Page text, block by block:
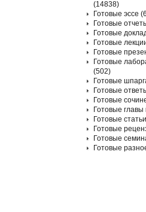
(14838)
Готовые эссе
Готовые
Готовые
Готовые
Готовые
Готовые
(502)
Готовые
Готовые
Готовые
Готовые
Готовые
Готовые
Готовые
Готовые